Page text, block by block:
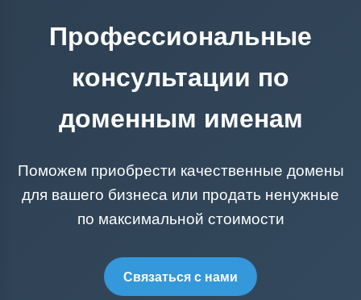
Профессиональные
консультации по
доменным именам
Поможем приобрести качественные домены
для вашего бизнеса или продать ненужные
по максимальной стоимости
Связаться с нами